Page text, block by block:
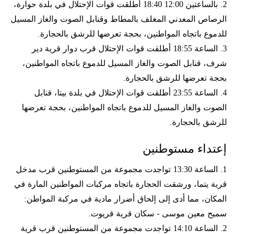
2. بالساعتين 12:00 18:40 أطلقت قوات الإحتلال في بلدة حوارة،
الرصاص المعدني المغلف بالمطاط وقنابل الصوت والغاز المسيل
للدموع باتجاه المواطنين، بحجة تعرضها للرشق بالحجارة.
3. الساعة 18:55 أطلقت قوات الإحتلال قرب دوار قرية دير
شرف، قنابل الصوت والغاز المسيل للدموع باتجاه المواطنين،
بحجة تعرضها للرشق بالحجارة.
4. الساعة 23:55 أطلقت قوات الإحتلال في بلدة بيتا، قنابل
الصوت والغاز المسيل للدموع باتجاه المواطنين، بحجة تعرضها
للرشق بالحجارة.
إعتداء مستوطنين
1. الساعة 13:30 تواجدت مجموعة من المستوطنين قرب مدخل
قرية يتما، ورشقت الحجارة باتجاه مركبات المواطنين المارة في
المكان، مما أدى إلى إلحاق أضرار مادية في مركبة المواطن:
سميح معين موسى - سكان قرية قريوت.
2. الساعة 14:10 تواجدت مجموعة من المستوطنين قرب قرية